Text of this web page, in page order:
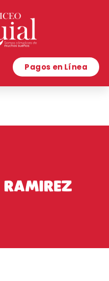
Pagos en Línea